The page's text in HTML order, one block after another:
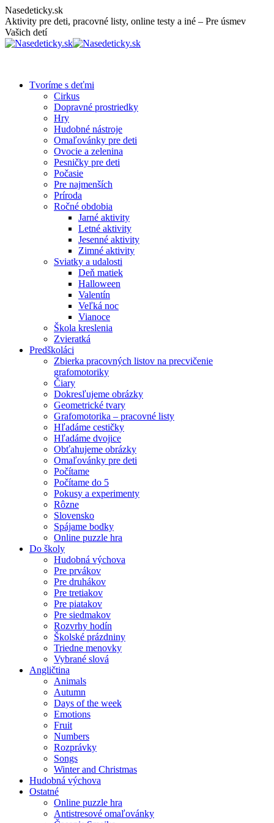
Skip
to
content
Nasedeticky.sk
Aktivity pre deti, pracovné listy, online testy a iné – Pre úsmev
Vašich detí
Tvoríme s deťmi
Cirkus
Dopravné prostriedky
Hry
Hudobné nástroje
Omaľovánky pre deti
Ovocie a zelenina
Pesničky pre deti
Počasie
Pre najmenších
Príroda
Ročné obdobia
Jarné aktivity
Letné aktivity
Jesenné aktivity
Zimné aktivity
Sviatky a udalosti
Deň matiek
Halloween
Valentín
Veľká noc
Vianoce
Škola kreslenia
Zvieratká
Predškoláci
Zbierka pracovných listov na precvičenie
grafomotoriky
Čiary
Dokresľujeme obrázky
Geometrické tvary
Grafomotorika – pracovné listy
Hľadáme cestičky
Hľadáme dvojice
Obťahujeme obrázky
Omaľovánky pre deti
Počítame
Počítame do 5
Pokusy a experimenty
Rôzne
Slovensko
Spájame bodky
Online puzzle hra
Do školy
Hudobná výchova
Pre prvákov
Pre druhákov
Pre tretiakov
Pre piatakov
Pre siedmakov
Rozvrhy hodín
Školské prázdniny
Triedne menovky
Vybrané slová
Angličtina
Animals
Autumn
Days of the week
Emotions
Fruit
Numbers
Rozprávky
Songs
Winter and Christmas
Hudobná výchova
Ostatné
Online puzzle hra
Antistresové omaľovánky